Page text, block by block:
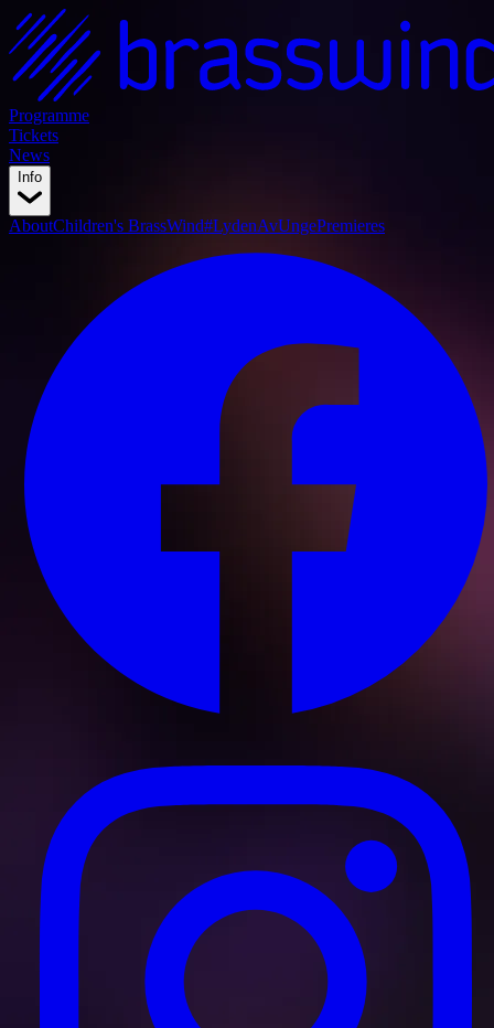
Programme
Tickets
News
Info
AboutChildren's BrassWind#LydenAvUngePremieres